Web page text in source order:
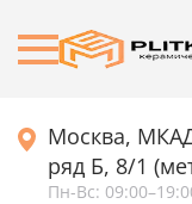
Москва,
ряд Б, 8/1
Пн-Вс: